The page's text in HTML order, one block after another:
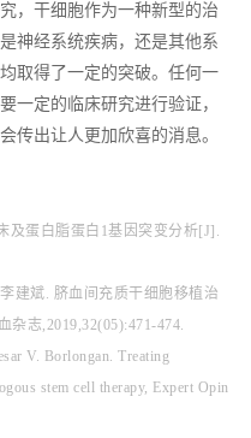
，干细胞作为一种新型的治
神经系统疾病，还是其他系
取得了一定的突破。任何一
一定的临床研究进行验证，
传出让人更加欣喜的消息。
及蛋白脂蛋白1基因突变分析[J].
建斌. 脐血间充质干细胞移植治
志,2019,32(05):471-474.
V. Borlongan. Treating
stem cell therapy, Expert Opin